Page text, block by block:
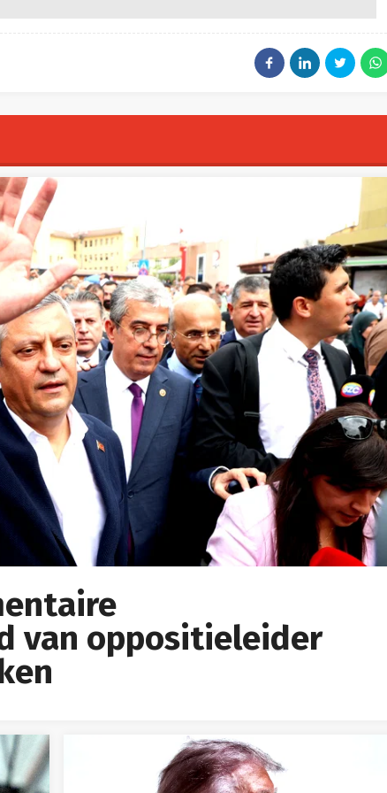
van oppositieleider